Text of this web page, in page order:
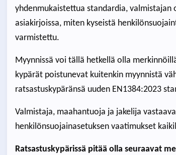
yhdenmukaistettua standardia,
asiakirjoissa, miten kyseistä
varmistettu.
Myynnissä voi tällä hetkellä olla
kypärät poistunevat kuitenkin myynnistä
ratsastuskypäränsä uuden EN1384:2023
Valmistaja, maahantuoja ja jakelija
henkilönsuojainasetuksen vaatimukset
Ratsastuskypärissä pitää olla seuraavat